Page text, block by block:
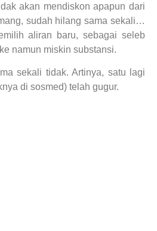
akan mendiskon apapun dari
sudah hilang sama sekali…
aliran baru, sebagai seleb
namun miskin substansi.
sekali tidak. Artinya, satu lagi
di sosmed) telah gugur.